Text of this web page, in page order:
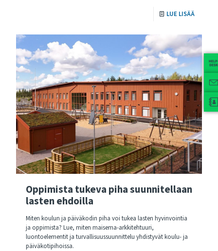
LUE LISÄÄ
Oppimista tukeva piha suunnitellaan
lasten ehdoilla
Miten koulun ja päiväkodin piha voi tukea lasten hyvinvointia
ja oppimista? Lue, miten maisema-arkkitehtuuri,
luontoelementit ja turvallisuussuunnittelu yhdistyvät koulu- ja
päiväkotipihoissa.